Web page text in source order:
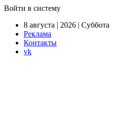
Войти в систему
8 августа | 2026 | Суббота
Реклама
Контакты
vk